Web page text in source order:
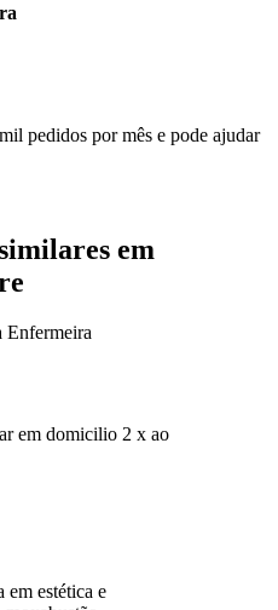
pedidos por mês e pode ajudar
em
Enfermeira
em domicilio 2 x ao
em estética e